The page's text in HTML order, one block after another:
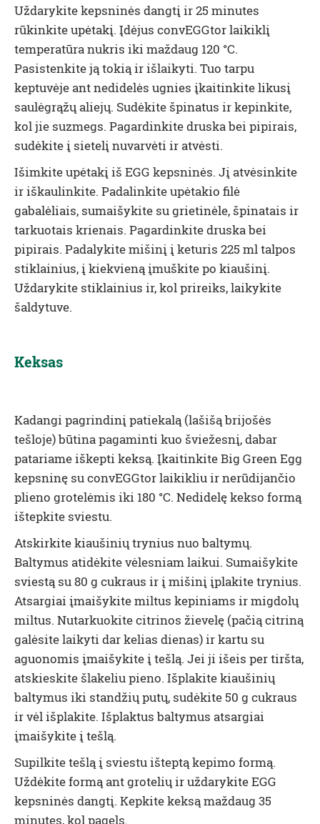
Uždarykite kepsninės dangtį ir 25 minutes
rūkinkite upėtakį. Įdėjus convEGGtorlaikiklį
temperatūra nukris iki maždaug 120 °C.
Pasistenkite ją tokią ir išlaikyti. Tuo tarpu
keptuvėje ant nedidelės ugnies įkaitinkite likusį
saulėgrąžų aliejų. Sudėkite špinatus ir kepinkite,
kol jie suzmegs. Pagardinkite druska bei pipirais,
sudėkite į sietelį nuvarvėti ir atvėsti.
Išimkite upėtakį iš EGG kepsninės. Jį atvėsinkite
ir iškaulinkite. Padalinkite upėtakio filė
gabalėliais, sumaišykite su grietinėle, špinatais ir
tarkuotais krienais. Pagardinkite druska bei
pipirais. Padalykite mišinį į keturis 225 ml talpos
stiklainius, į kiekvieną įmuškite po kiaušinį.
Uždarykite stiklainius ir, kol prireiks, laikykite
šaldytuve.
Keksas
Kadangi pagrindinį patiekalą (lašišą brijošės
tešloje) būtina pagaminti kuo šviežesnį, dabar
patariame iškepti keksą. Įkaitinkite Big Green Egg
kepsninę suconvEGGtorlaikikliu ir nerūdijančio
plieno grotelėmis iki 180 °C. Nedidelę kekso formą
ištepkite sviestu.
Atskirkite kiaušinių trynius nuo baltymų.
Baltymus atidėkite vėlesniam laikui. Sumaišykite
sviestą su 80 g cukraus ir į mišinį įplakite trynius.
Atsargiai įmaišykite miltus kepiniams ir migdolų
miltus. Nutarkuokite citrinos žievelę (pačią citriną
galėsite laikyti dar kelias dienas) ir kartu su
aguonomis įmaišykite į tešlą. Jei ji išeis per tiršta,
atskieskite šlakeliu pieno. Išplakite kiaušinių
baltymus iki standžių putų, sudėkite 50 g cukraus
ir vėl išplakite. Išplaktus baltymus atsargiai
įmaišykite į tešlą.
Supilkite tešlą į sviestu išteptą kepimo formą.
Uždėkite formą ant grotelių ir uždarykite EGG
kepsninės dangtį. Kepkite keksą maždaug 35
minutes, kolpagels.